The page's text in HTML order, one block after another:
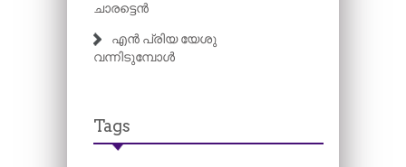
ചാരട്ടെൻ
എൻ പ്രിയ യേശു
വന്നിടുമ്പോൾ
Tags